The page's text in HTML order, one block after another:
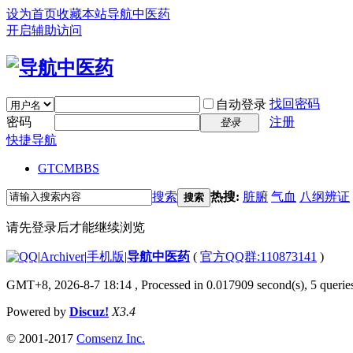
设为首页收藏本站导航中医药
开启辅助访问
自动登录 找回密码
密码
登录
注册
快捷导航
GTCMBBS
搜索 搜索 热搜: 脏腑 气血 八纲辨证
请先登录后才能继续浏览
|Archiver|手机版|导航中医药 ( 官方QQ群:110873141 )
GMT+8, 2026-8-7 18:14 , Processed in 0.017909 second(s), 5
Powered by Discuz! X3.4
© 2001-2017 Comsenz Inc.